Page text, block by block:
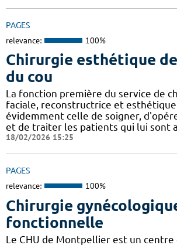
PAGES
relevance: 100%
Chirurgie esthétique
du cou
La fonction première du service de
faciale, reconstructrice et
évidemment celle de soigner,
et de traiter les patients qui lui sont
18/02/2026 15:25
PAGES
relevance: 100%
Chirurgie
fonctionnelle
Le CHU de Montpellier est un